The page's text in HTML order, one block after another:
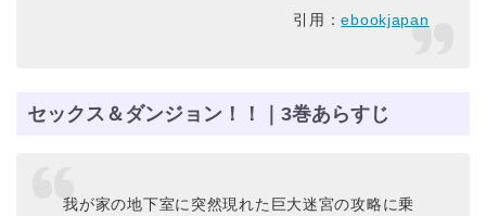
引用：ebookjapan
セックス＆ダンジョン！！｜3巻あらすじ
我が家の地下室に突然現れた巨大迷宮の攻略に乗